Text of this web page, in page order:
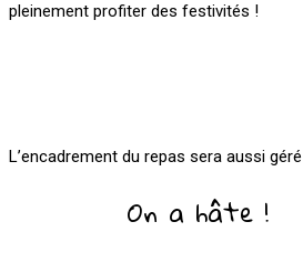
pleinement profiter des festivités !
L’encadrement du repas sera aussi
On a hâte !